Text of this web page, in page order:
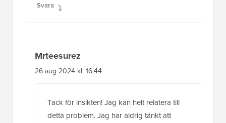
Svara
Mrteesurez
26 aug 2024 kl. 16:44
Tack för insikten! Jag kan helt relatera till
detta problem. Jag har aldrig tänkt att